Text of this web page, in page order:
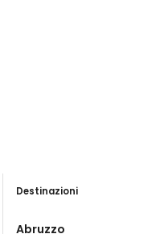
Destinazioni
Abruzzo